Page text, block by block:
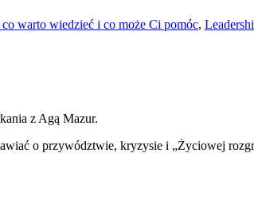
warto wiedzieć i co może Ci pomóc,
z Agą Mazur.
o przywództwie, kryzysie i „Życiowej